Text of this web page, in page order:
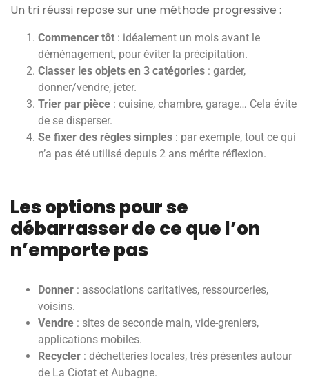
Un tri réussi repose sur une méthode progressive :
Commencer tôt : idéalement un mois avant le
déménagement, pour éviter la précipitation.
Classer les objets en 3 catégories : garder,
donner/vendre, jeter.
Trier par pièce : cuisine, chambre, garage… Cela évite
de se disperser.
Se fixer des règles simples : par exemple, tout ce qui
n’a pas été utilisé depuis 2 ans mérite réflexion.
Les options pour se
débarrasser de ce que l’on
n’emporte pas
Donner : associations caritatives, ressourceries,
voisins.
Vendre : sites de seconde main, vide-greniers,
applications mobiles.
Recycler : déchetteries locales, très présentes autour
de La Ciotat et Aubagne.